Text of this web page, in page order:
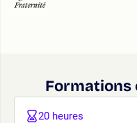
Formations
20 heures